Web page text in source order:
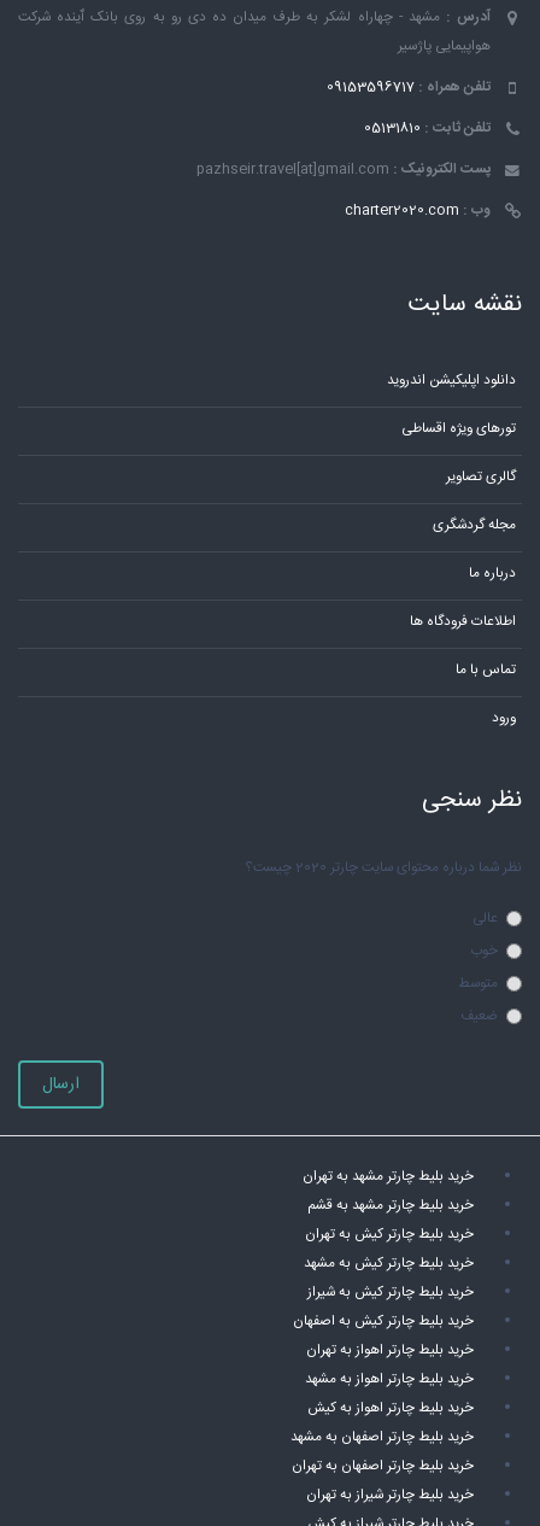
آدرس : مشهد - چهاراه لشکر به طرف میدان ده دی رو به روی بانک ٱینده شرکت
هواپیمایی پاژسیر
تلفن همراه : 09153596717
تلفن ثابت : 05131810
پست الکترونیک : pazhseir.travel[at]gmail.com
وب : charter2020.com
نقشه سایت
دانلود اپلیکیشن اندروید
تورهای ویژه اقساطی
گالری تصاویر
مجله گردشگری
درباره ما
اطلاعات فرودگاه ها
تماس با ما
ورود
نظر سنجی
نظر شما درباره محتوای سایت چارتر 2020 چیست؟
عالی
خوب
متوسط
ضعیف
ارسال
خرید بلیط چارتر مشهد به تهران
خرید بلیط چارتر مشهد به قشم
خرید بلیط چارتر کیش به تهران
خرید بلیط چارتر کیش به مشهد
خرید بلیط چارتر کیش به شیراز
خرید بلیط چارتر کیش به اصفهان
خرید بلیط چارتر اهواز به تهران
خرید بلیط چارتر اهواز به مشهد
خرید بلیط چارتر اهواز به کیش
خرید بلیط چارتر اصفهان به مشهد
خرید بلیط چارتر اصفهان به تهران
خرید بلیط چارتر شیراز به تهران